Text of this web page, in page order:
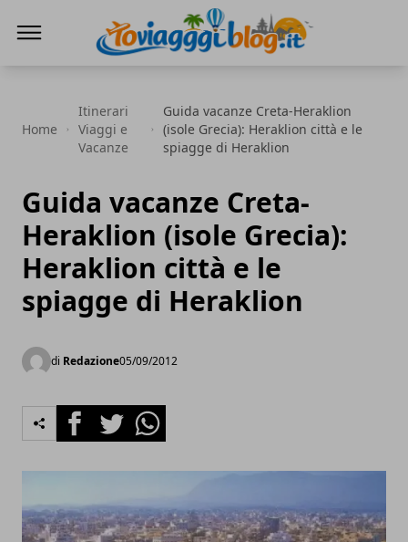
Home
Itinerari
Viaggi e
Vacanze
Guida vacanze Creta-Heraklion
(isole Grecia): Heraklion città e le
spiagge di Heraklion
Guida vacanze Creta-
Heraklion (isole Grecia):
Heraklion città e le
spiagge di Heraklion
di Redazione05/09/2012
FacebookTwitterWhatsapp